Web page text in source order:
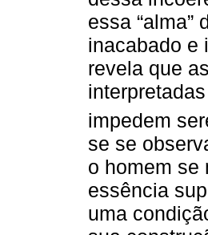
essa “alma”
inacabado e
revela que
impedem
se se
o homem se
essência
uma